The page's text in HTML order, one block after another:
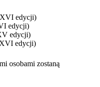
edycji)
edycji)
edycji)
edycji)
osobami zostaną